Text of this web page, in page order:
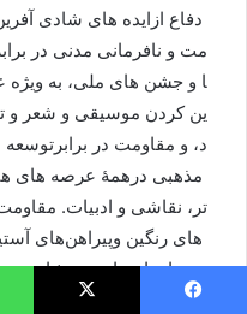
دفاع ازایده های شادی
مت و نافرمانی مدنی در
ا و جشن های ملی، به ویژه
ین کردن موسیقی و شعر و
د، و مقاومت در برابرتوسعه
مذهبی درهمۀ عرصه های
تر، نقاشی و ادبیات.
های رنگین وپیراهنهای
ی تواند اعتراض به شادی
ست
هنریِ